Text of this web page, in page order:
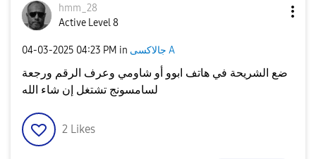
hmm_28
Active Level 8
‎04-03-2025 04:23 PM in جالاكسى A
ضع الشريحة في هاتف ابوو أو شاومي وعرف الرقم ورجعة
لسامسونج تشتغل إن شاء الله
2 Likes